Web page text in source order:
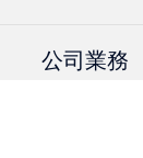
公司業務